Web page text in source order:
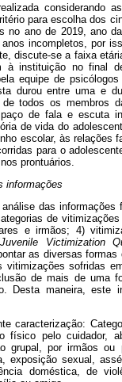
considerando
para escolha dos
no ano de 2019, ano
incompletos, por
discute-se a faixa
à instituição no final
equipe de
durou entre uma e
todos os membros
de fala e escuta
de vida do
escolar, às relações
para o
prontuários.
informações
das
de
e irmãos; 4)
Juvenile Victimization
as diversas
vitimizações sofridas
de mais de uma
Desta maneira, este
caracterização:
físico pelo cuidador,
grupal, por irmãos ou
exposição sexual,
doméstica, de